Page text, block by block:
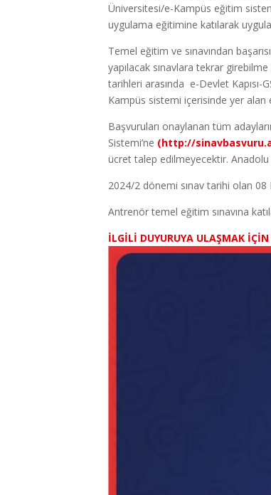
Üniversitesi/e-Kampüs eğitim
uygulama eğitimine katılarak
Temel eğitim ve sınavından
yapılacak sınavlara tekrar
tarihleri arasında e-Devlet Kapısı-
Kampüs sistemi içerisinde yer
Başvuruları onaylanan tüm
Sistemi’ne (http://
ücret talep edilmeyecektir. Anadolu
2024/2 dönemi sınav tarihi olan 08
Antrenör temel eğitim sınavına
İLGİLİ DUYURUYA ULAŞMAK